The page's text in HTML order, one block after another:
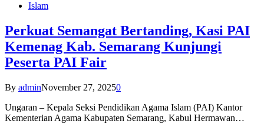
Islam
Perkuat Semangat Bertanding, Kasi PAI
Kemenag Kab. Semarang Kunjungi
Peserta PAI Fair
By adminNovember 27, 20250
Ungaran – Kepala Seksi Pendidikan Agama Islam (PAI) Kantor
Kementerian Agama Kabupaten Semarang, Kabul Hermawan…